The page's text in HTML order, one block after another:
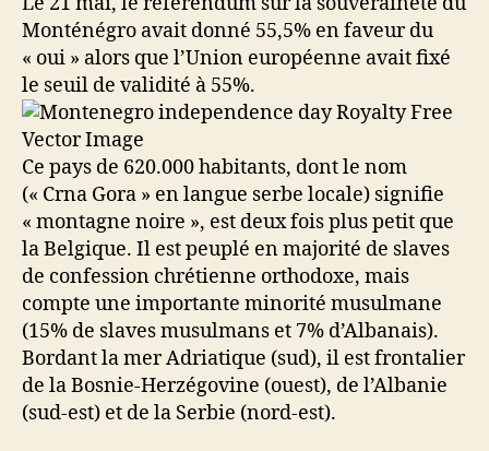
Monténégro avait donné 55,5% en faveur du
« oui » alors que l’Union européenne avait fixé
le seuil de validité à 55%.
Ce pays de 620.000 habitants, dont le nom
(« Crna Gora » en langue serbe locale) signifie
« montagne noire », est deux fois plus petit que
la Belgique. Il est peuplé en majorité de slaves
de confession chrétienne orthodoxe, mais
compte une importante minorité musulmane
(15% de slaves musulmans et 7% d’Albanais).
Bordant la mer Adriatique (sud), il est frontalier
de la Bosnie-Herzégovine (ouest), de l’Albanie
(sud-est) et de la Serbie (nord-est).